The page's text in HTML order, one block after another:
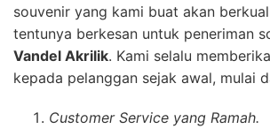
souvenir yang kami buat akan
tentunya berkesan untuk peneriman
Vandel Akrilik. Kami selalu
kepada pelanggan sejak awal, mulai
Customer Service yang Ramah.